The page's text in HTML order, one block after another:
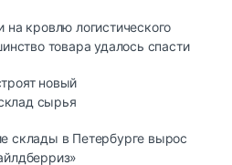
на кровлю логистического
товара удалось спасти
новый
сырья
склады в Петербурге вырос